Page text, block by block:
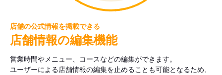
店舗の公式情報を掲載できる
店舗情報の編集機能
営業時間やメニュー、コースなどの編集ができます。
ユーザーによる店舗情報の編集を止めることも可能となるため、